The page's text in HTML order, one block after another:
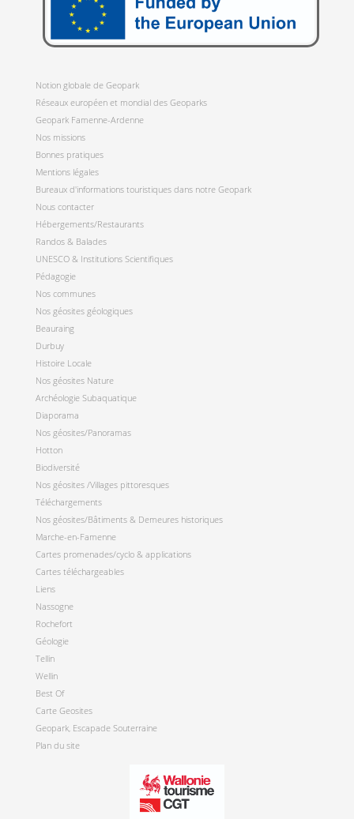
Notion globale de Geopark
Réseaux européen et mondial des Geoparks
Geopark Famenne-Ardenne
Nos missions
Bonnes pratiques
Mentions légales
Bureaux d'informations touristiques dans notre Geopark
Nous contacter
Hébergements/Restaurants
Randos & Balades
UNESCO & Institutions Scientifiques
Pédagogie
Nos communes
Nos géosites géologiques
Beauraing
Durbuy
Histoire Locale
Nos géosites Nature
Archéologie Subaquatique
Diaporama
Nos géosites/Panoramas
Hotton
Biodiversité
Nos géosites /Villages pittoresques
Téléchargements
Nos géosites/Bâtiments & Demeures historiques
Marche-en-Famenne
Cartes promenades/cyclo & applications
Cartes téléchargeables
Liens
Nassogne
Rochefort
Géologie
Tellin
Wellin
Best Of
Carte Geosites
Geopark, Escapade Souterraine
Plan du site